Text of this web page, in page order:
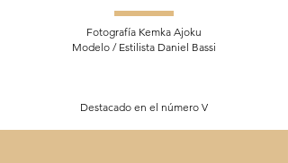
Fotografía Kemka Ajoku
Modelo / Estilista Daniel Bassi
Destacado en el número V